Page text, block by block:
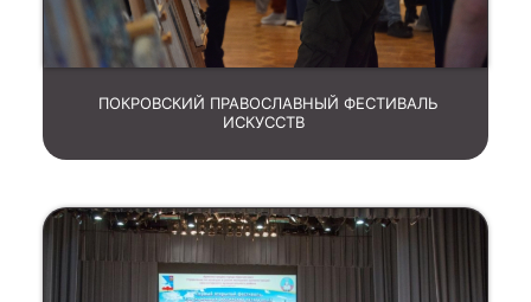
ПОКРОВСКИЙ ПРАВОСЛАВНЫЙ ФЕСТИВАЛЬ
ИСКУССТВ